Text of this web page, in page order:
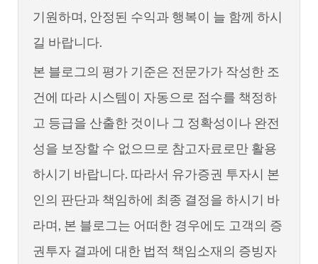
기원하며, 안정된 수익과 행복이 늘 함께 하시
길 바랍니다.
본 블로그의 평가 기준은 전문가가 작성한 조
건에 따라 시스템이 자동으로 점수를 책정하
고 등급을 산출한 것이나 그 정확성이나 완전
성을 보장할 수 없으므로 참고자료로만 활용
하시기 바랍니다. 따라서 유가증권 투자시 본
인의 판단과 책임하에 최종 결정을 하시기 바
라며, 본 블로그는 어떠한 경우에도 고객의 증
권투자 결과에 대한 법적 책임소재의 증빙자